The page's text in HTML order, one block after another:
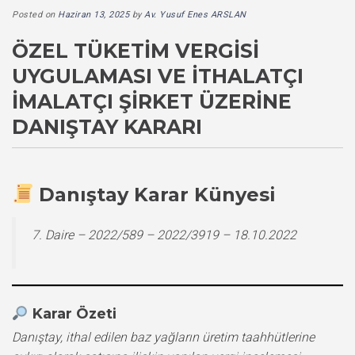
Posted on Haziran 13, 2025byAv. Yusuf Enes ARSLAN
ÖZEL TÜKETIM VERGISI
UYGULAMASI VE İTHALATÇI
İMALATÇI ŞIRKET ÜZERINE
DANIŞTAY KARARI
Danıştay Karar Künyesi
7. Daire – 2022/589 – 2022/3919 – 18.10.2022
Karar Özeti
Danıştay, ithal edilen baz yağların üretim taahhütlerine